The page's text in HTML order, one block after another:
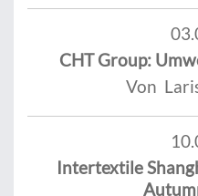
CHT Group:
Von
Intertextile